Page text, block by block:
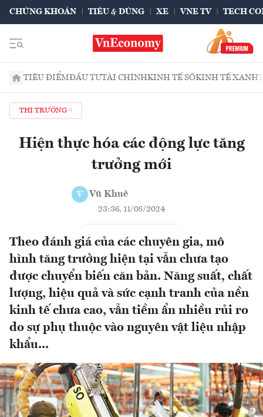
CHỨNG KHOÁN TIÊU & DÙNG XE VNE TV TECH
TIÊU ĐIỂMĐẦU TƯTÀI CHÍNHKINH TẾ SỐKINH TẾ XANH
THỊ TRƯỜNG
Hiện thực hóa các động lực tăng
trưởng mới
V Vũ Khuê
23:36, 11/08/2024
Theo đánh giá của các chuyên gia, mô
hình tăng trưởng hiện tại vẫn chưa tạo
được chuyển biến căn bản. Năng suất, chất
lượng, hiệu quả và sức cạnh tranh của nền
kinh tế chưa cao, vẫn tiềm ẩn nhiều rủi ro
do sự phụ thuộc vào nguyên vật liệu nhập
khẩu...